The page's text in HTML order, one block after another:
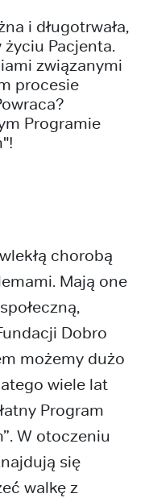
i długotrwała,
Pacjenta.
związanymi
procesie
Programie
chorobą
Mają one
Dobro
możemy dużo
wiele lat
Program
W otoczeniu
się
walkę z